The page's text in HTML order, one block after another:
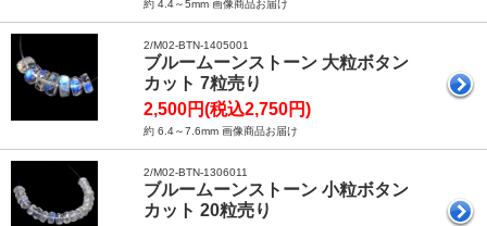
約 4.4～5mm 画像商品お届け
2/M02-BTN-1405001
ブルームーンストーン 大粒ボタン
カット 7粒売り
2,500円(税込2,750円)
約 6.4～7.6mm 画像商品お届け
2/M02-BTN-1306011
ブルームーンストーン 小粒ボタン
カット 20粒売り